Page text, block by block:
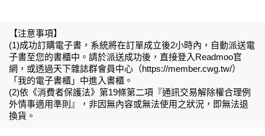
【注意事項】
(1)成功訂購電子書，系統將在訂單成立後2小時內，自動派送電
子書至您的書櫃中。請於派送成功後，直接登入Readmoo官
網，或透過天下雜誌群會員中心（https://member.cwg.tw/）
「我的電子書櫃」中進入書櫃。
(2)依《消費者保護法》第19條第二項『通訊交易解除權合理例
外情事適用準則』，非因無內容或無法使用之狀況，即無法退
換貨。